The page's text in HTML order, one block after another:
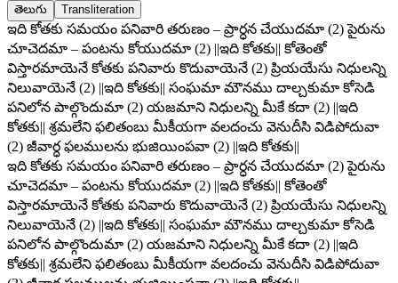
తెలుగు Transliteration
ఇది కోతకు సమయం పనివారి తరుణం – ప్రార్ధన చేయుదమా (2) పైరును
చూచెదమా – పంటను కోయుదమా (2) ||ఇది కోతకు|| కోతెంతో
విస్తారమాయెనే కోతకు పనివారు కొదువాయెనే (2) ప్రియయేసు నిధులన్ని
నిలువాయెనే (2) ||ఇది కోతకు|| సంఘమా మౌనము దాల్చకుమా కోసెడి
పనిలోన పాల్గొందుమా (2) యజమాని నిధులన్ని మీకే కదా (2) ||ఇది
కోతకు|| శ్రమలేని ఫలితంబు మీకీయగా వలదంచు వెనుదీసి విడిపోదువా
(2) జీవార్ధ ఫలములను భుజియింపవా (2) ||ఇది కోతకు||
ఇది కోతకు సమయం పనివారి తరుణం – ప్రార్ధన చేయుదమా (2) పైరును
చూచెదమా – పంటను కోయుదమా (2) ||ఇది కోతకు|| కోతెంతో
విస్తారమాయెనే కోతకు పనివారు కొదువాయెనే (2) ప్రియయేసు నిధులన్ని
నిలువాయెనే (2) ||ఇది కోతకు|| సంఘమా మౌనము దాల్చకుమా కోసెడి
పనిలోన పాల్గొందుమా (2) యజమాని నిధులన్ని మీకే కదా (2) ||ఇది
కోతకు|| శ్రమలేని ఫలితంబు మీకీయగా వలదంచు వెనుదీసి విడిపోదువా